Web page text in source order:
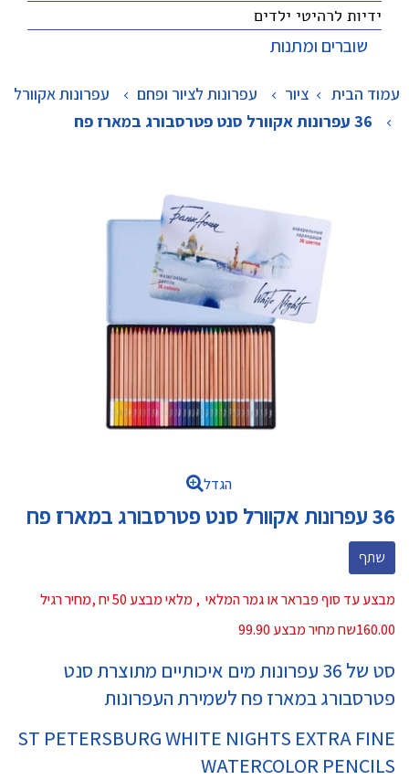
ידיות לרהיטי ילדים
שוברים ומתנות
עמוד הבית ציור > עפרונות לציור ופחם > עפרונות אקוורל
> 36 עפרונות אקוורל סנט פטרסבורג במארז פח
הגדל
36 עפרונות אקוורל סנט פטרסבורג במארז פח
שתף
מבצע עד סוף פבראר או גמר המלאי , מלאי מבצע 50 יח ,מחיר רגיל
160.00שח מחיר מבצע 99.90
סט של 36 עפרונות מים איכותיים מתוצרת סנט
פטרסבורג במארז פח לשמירת העפרונות
ST PETERSBURG WHITE NIGHTS EXTRA FINE
WATERCOLOR PENCILS